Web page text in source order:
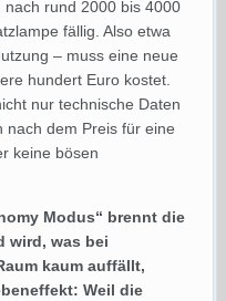
rund 2000 bis 4000
fällig. Also etwa
– muss eine neue
hundert Euro kostet.
nur technische Daten
nach dem Preis für eine
keine bösen
Modus“ brennt die
wird, was bei
kaum auffällt,
Weil die